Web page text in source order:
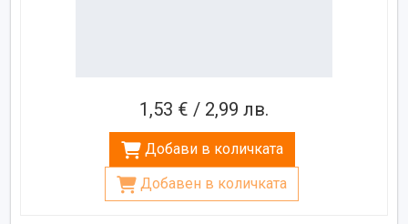
1,53 € / 2,99 лв.
Добави в количката
Добавен в количката